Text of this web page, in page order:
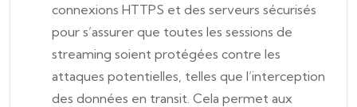
connexions HTTPS et des serveurs sécurisés
pour s’assurer que toutes les sessions de
streaming soient protégées contre les
attaques potentielles, telles que l’interception
des données en transit. Cela permet aux